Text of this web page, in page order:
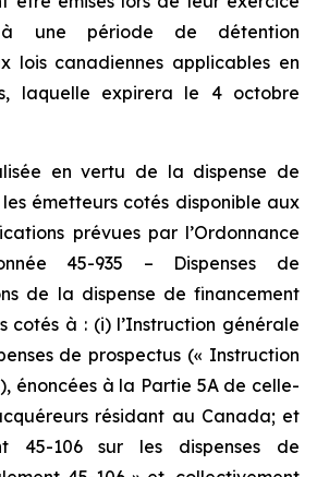
à une période de détention
lois canadiennes applicables en
laquelle expirera le 4 octobre
en vertu de la dispense de
émetteurs cotés disponible aux
prévues par l’Ordonnance
45-935 – Dispenses de
de la dispense de financement
cotés à : (i) l’Instruction générale
de prospectus (« Instruction
énoncées à la Partie 5A de celle-
résidant au Canada; et
45-106 sur les dispenses de